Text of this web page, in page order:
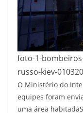
foto-1-
russo-kiev-
O Ministério do
equipes foram
uma área habitada